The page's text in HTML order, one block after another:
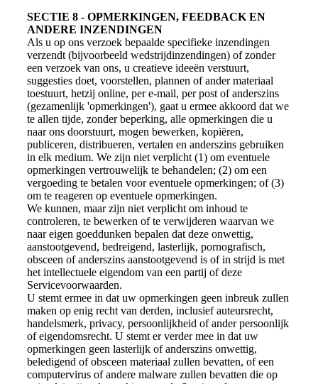
SECTIE 8 - OPMERKINGEN, FEEDBACK EN
ANDERE INZENDINGEN
Als u op ons verzoek bepaalde specifieke inzendingen
verzendt (bijvoorbeeld wedstrijdinzendingen) of zonder
een verzoek van ons, u creatieve ideeën verstuurt,
suggesties doet, voorstellen, plannen of ander materiaal
toestuurt, hetzij online, per e-mail, per post of anderszins
(gezamenlijk 'opmerkingen'), gaat u ermee akkoord dat we
te allen tijde, zonder beperking, alle opmerkingen die u
naar ons doorstuurt, mogen bewerken, kopiëren,
publiceren, distribueren, vertalen en anderszins gebruiken
in elk medium. We zijn niet verplicht (1) om eventuele
opmerkingen vertrouwelijk te behandelen; (2) om een
vergoeding te betalen voor eventuele opmerkingen; of (3)
om te reageren op eventuele opmerkingen.
We kunnen, maar zijn niet verplicht om inhoud te
controleren, te bewerken of te verwijderen waarvan we
naar eigen goeddunken bepalen dat deze onwettig,
aanstootgevend, bedreigend, lasterlijk, pornografisch,
obsceen of anderszins aanstootgevend is of in strijd is met
het intellectuele eigendom van een partij of deze
Servicevoorwaarden.
U stemt ermee in dat uw opmerkingen geen inbreuk zullen
maken op enig recht van derden, inclusief auteursrecht,
handelsmerk, privacy, persoonlijkheid of ander persoonlijk
of eigendomsrecht. U stemt er verder mee in dat uw
opmerkingen geen lasterlijk of anderszins onwettig,
beledigend of obsceen materiaal zullen bevatten, of een
computervirus of andere malware zullen bevatten die op